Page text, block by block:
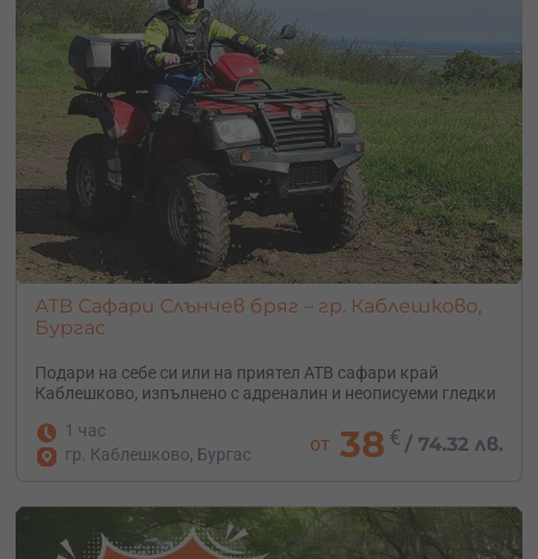
АТВ Сафари Слънчев бряг – гр. Каблешково,
Бургас
Подари на себе си или на приятел АТВ сафари край
Каблешково, изпълнено с адреналин и неописуеми гледки
1 час
гр. Каблешково, Бургас
от 38 € / 74.32 лв.